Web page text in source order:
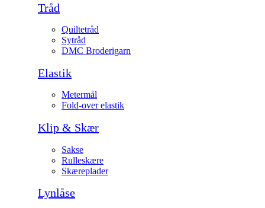
Tråd
Quiltetråd
Sytråd
DMC Broderigarn
Elastik
Metermål
Fold-over elastik
Klip & Skær
Sakse
Rulleskære
Skæreplader
Lynlåse